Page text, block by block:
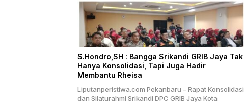
S.Hondro,SH : Bangga Srikandi GRIB Jaya Tak
Hanya Konsolidasi, Tapi Juga Hadir
Membantu Rheisa
Liputanperistiwa.com Pekanbaru – Rapat Konsolidasi
dan Silaturahmi Srikandi DPC GRIB Jaya Kota